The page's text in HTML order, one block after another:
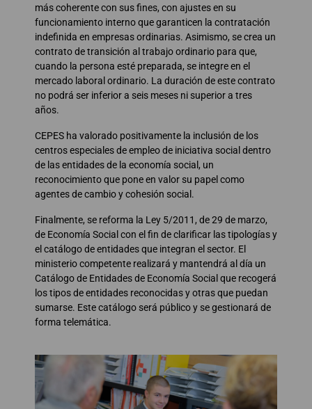
más coherente con sus fines, con ajustes en su
funcionamiento interno que garanticen la contratación
indefinida en empresas ordinarias. Asimismo, se crea un
contrato de transición al trabajo ordinario para que,
cuando la persona esté preparada, se integre en el
mercado laboral ordinario. La duración de este contrato
no podrá ser inferior a seis meses ni superior a tres
años.
CEPES ha valorado positivamente la inclusión de los
centros especiales de empleo de iniciativa social dentro
de las entidades de la economía social, un
reconocimiento que pone en valor su papel como
agentes de cambio y cohesión social.
Finalmente, se reforma la Ley 5/2011, de 29 de marzo,
de Economía Social con el fin de clarificar las tipologías y
el catálogo de entidades que integran el sector. El
ministerio competente realizará y mantendrá al día un
Catálogo de Entidades de Economía Social que recogerá
los tipos de entidades reconocidas y otras que puedan
sumarse. Este catálogo será público y se gestionará de
forma telemática.